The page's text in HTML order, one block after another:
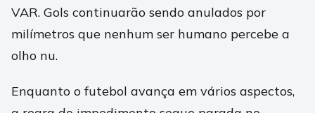
VAR. Gols continuarão sendo anulados por
milímetros que nenhum ser humano percebe a
olho nu.
Enquanto o futebol avança em vários aspectos,